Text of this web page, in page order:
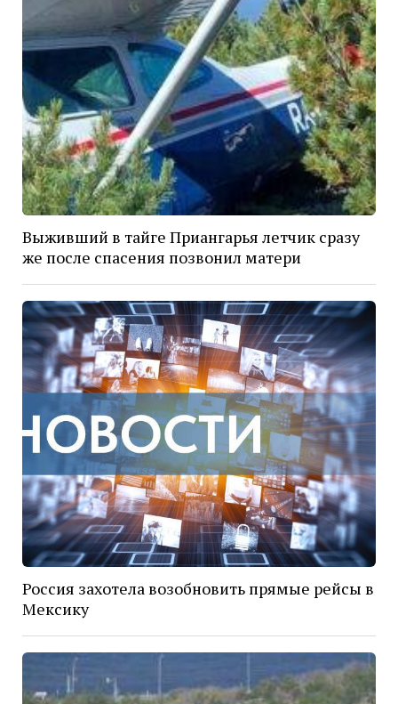
Выживший в тайге Приангарья летчик сразу
же после спасения позвонил матери
Россия захотела возобновить прямые рейсы в
Мексику